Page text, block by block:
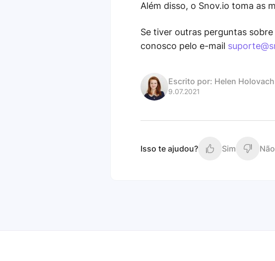
Além disso, o Snov.io toma as
Se tiver outras perguntas
conosco pelo e-mail
Escrito por: Helen Holovach
9.07.2021
Isso te ajudou? Sim Não